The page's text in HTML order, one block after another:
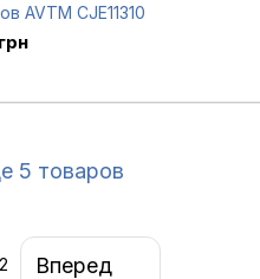
AVTM CJE11310
5 товаров
Вперед